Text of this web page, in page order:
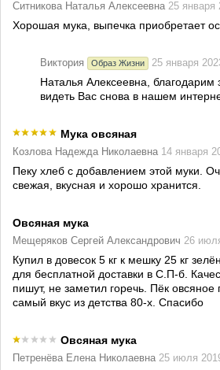
Ситникова Наталья Алексеевна 25 января
Хорошая мука, выпечка приобретает
Виктория Образ Жизни 25 января
Наталья Алексеевна,
видеть Вас снова в нашем
Мука овсяная
Козлова Надежда Николаевна 14 января
Пеку хлеб с добавлением этой муки.
свежая, вкусная и хорошо хранится.
Овсяная мука
Мещеряков Сергей Александрович 26
Купил в довесок 5 кг к мешку 25 кг
для бесплатной доставки в С.П-б.
пишут, не заметил горечь. Пёк
самый вкус из детства 80-х. Спасибо
Овсяная мука
Петренёва Елена Николаевна 25 июля